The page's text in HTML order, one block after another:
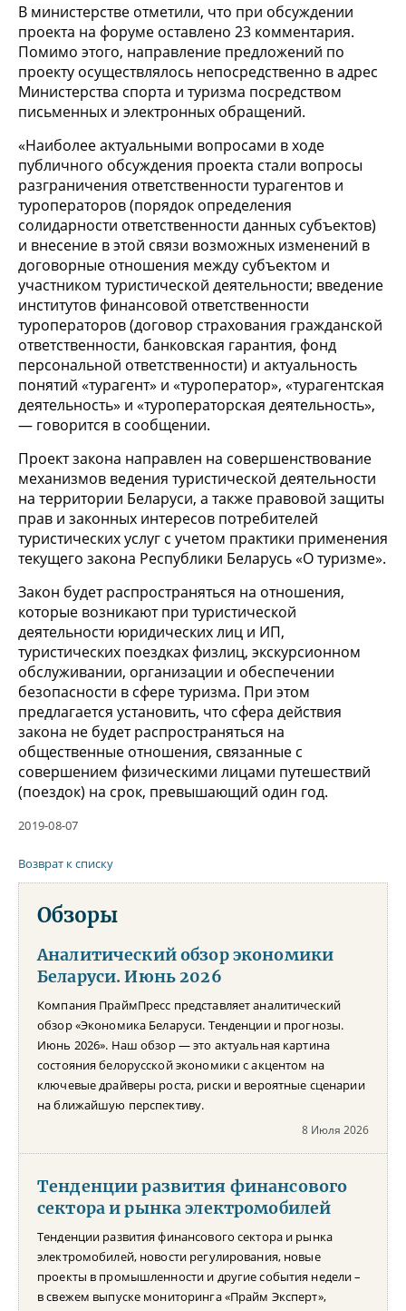
В министерстве отметили, что при обсуждении
проекта на форуме оставлено 23 комментария.
Помимо этого, направление предложений по
проекту осуществлялось непосредственно в адрес
Министерства спорта и туризма посредством
письменных и электронных обращений.
«Наиболее актуальными вопросами в ходе
публичного обсуждения проекта стали вопросы
разграничения ответственности турагентов и
туроператоров (порядок определения
солидарности ответственности данных субъектов)
и внесение в этой связи возможных изменений в
договорные отношения между субъектом и
участником туристической деятельности; введение
институтов финансовой ответственности
туроператоров (договор страхования гражданской
ответственности, банковская гарантия, фонд
персональной ответственности) и актуальность
понятий «турагент» и «туроператор», «турагентская
деятельность» и «туроператорская деятельность»,
— говорится в сообщении.
Проект закона направлен на совершенствование
механизмов ведения туристической деятельности
на территории Беларуси, а также правовой защиты
прав и законных интересов потребителей
туристических услуг с учетом практики применения
текущего закона Республики Беларусь «О туризме».
Закон будет распространяться на отношения,
которые возникают при туристической
деятельности юридических лиц и ИП,
туристических поездках физлиц, экскурсионном
обслуживании, организации и обеспечении
безопасности в сфере туризма. При этом
предлагается установить, что сфера действия
закона не будет распространяться на
общественные отношения, связанные с
совершением физическими лицами путешествий
(поездок) на срок, превышающий один год.
2019-08-07
Возврат к списку
Обзоры
Аналитический обзор экономики
Беларуси. Июнь 2026
Компания ПраймПресс представляет аналитический
обзор «Экономика Беларуси. Тенденции и прогнозы.
Июнь 2026». Наш обзор — это актуальная картина
состояния белорусской экономики с акцентом на
ключевые драйверы роста, риски и вероятные сценарии
на ближайшую перспективу.
8 Июля 2026
Тенденции развития финансового
сектора и рынка электромобилей
Тенденции развития финансового сектора и рынка
электромобилей, новости регулирования, новые
проекты в промышленности и другие события недели –
в свежем выпуске мониторинга «Прайм Эксперт»,